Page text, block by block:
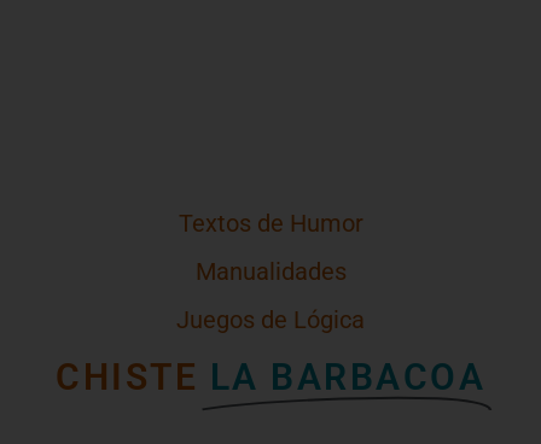
Textos de Humor
Manualidades
Juegos de Lógica
CHISTE LA BARBACOA